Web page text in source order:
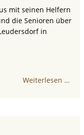
mit seinen Helfern
die Senioren über
in
Weiterlesen …